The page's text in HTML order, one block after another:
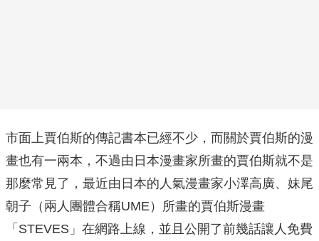
市面上賈伯斯的傳記書本已經不少，而關於賈伯斯的漫
畫也有一兩本，不過由日本漫畫家所畫的賈伯斯就不是
那麼常見了，最近由日本的人氣漫畫家小澤高廣、妹尾
朝子（兩人團體合稱UME）所畫的賈伯斯漫畫
「STEVES」在網路上線，並且公開了前幾話讓人免費